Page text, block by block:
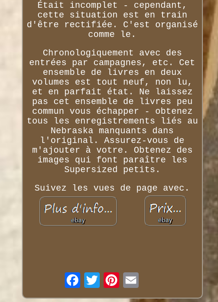
Était incomplet - cependant,
cette situation est en train
d'être rectifiée. C'est organisé
comme le.
Chronologiquement avec des
entrées par campagnes, etc. Cet
ensemble de livres en deux
volumes est tout neuf, non lu,
et en parfait état. Ne laissez
pas cet ensemble de livres peu
commun vous échapper - obtenez
tous les enregistrements liés au
Nebraska manquants dans
l'original. Assurez-vous de
m'ajouter à votre. Obtenez des
images qui font paraître les
Supersized petits.
Suivez les vues de page avec.